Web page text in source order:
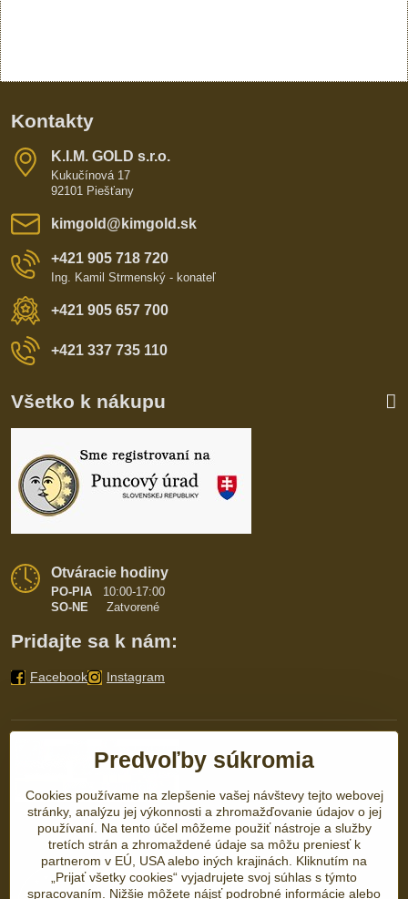
Kontakty
K​​.I​​.M​​. GOLD s​​.r​​.o​​.
Kukučínová 17
92101 Piešťany
kimgold​@kimgold​.sk
+421 905 718 720
Ing. Kamil Strmenský - konateľ
+421 905 657 700
+421 337 735 110
Všetko k nákupu
Otváracie hodiny
PO-PIA
10:00-17:00
SO-NE Zatvorené
Pridajte sa k nám:
Facebook Instagram
Predvoľby súkromia
Cookies používame na zlepšenie vašej návštevy tejto webovej
stránky, analýzu jej výkonnosti a zhromažďovanie údajov o jej
používaní. Na tento účel môžeme použiť nástroje a služby
tretích strán a zhromaždené údaje sa môžu preniesť k
partnerom v EÚ, USA alebo iných krajinách. Kliknutím na
„Prijať všetky cookies“ vyjadrujete svoj súhlas s týmto
spracovaním. Nižšie môžete nájsť podrobné informácie alebo